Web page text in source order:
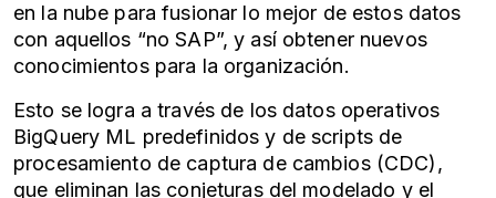
en la nube para fusionar lo mejor de estos datos
con aquellos “no SAP”, y así obtener nuevos
conocimientos para la organización.
Esto se logra a través de los datos operativos
BigQuery ML predefinidos y de scripts de
procesamiento de captura de cambios (CDC),
que eliminan las conjeturas del modelado y el